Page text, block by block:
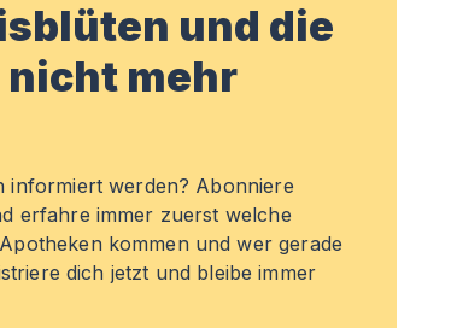
und die
nicht mehr
informiert werden? Abonniere
erfahre immer zuerst welche
kommen und wer gerade
dich jetzt und bleibe immer